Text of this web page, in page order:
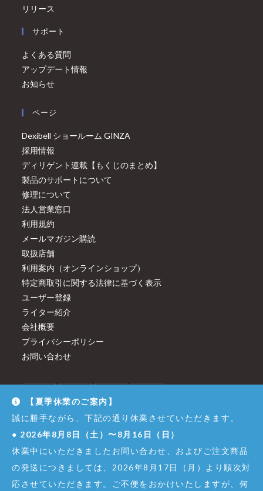
リリース
サポート
よくある質問
アップデート情報
お知らせ
ページ
Dexibell ショールーム GINZA
採用情報
ディリゲント連載【もくじのまとめ】
製品のサポートについて
修理について
法人営業窓口
利用規約
メールマガジン購読
取扱店舗
利用案内（オンラインショップ）
特定商取引に関する法律に基づく表示
ユーザー登録
ライター紹介
会社概要
プライバシーポリシー
お問い合わせ
【夏季休業のご案内】
誠に勝手ながら、下記の通り休業させていただきます。
● 2026年8月8日（土）〜8月16日（日）
休業中にいただきましたお問い合わせ、およびご注文商品
の発送につきましては、2026年8月17日（月）より順次対
応させていただきます。ご不便をおかけいたしますが、何